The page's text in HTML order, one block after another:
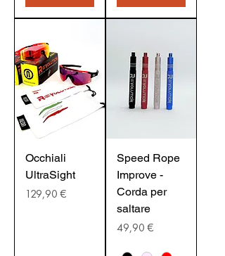
Occhiali
UltraSight
Prezzo
129,90 €
Speed Rope
Improve -
Corda per
saltare
Prezzo
49,90 €